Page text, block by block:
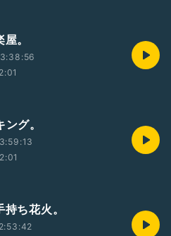
。
グ。
ち花火。